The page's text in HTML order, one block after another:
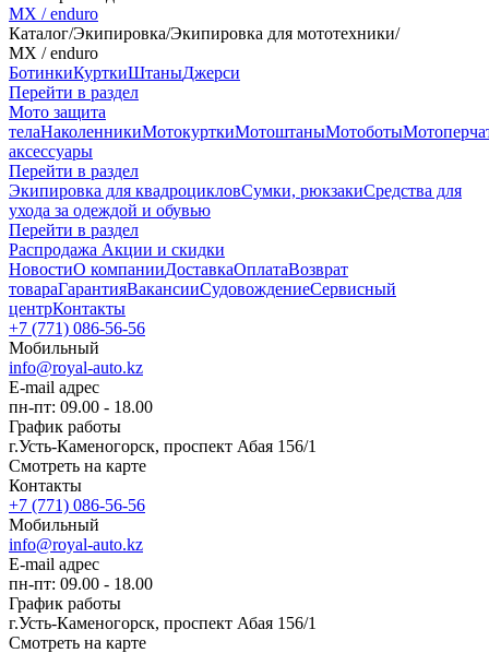
MX / enduro
Каталог/Экипировка/Экипировка для мототехники/
MX / enduro
БотинкиКурткиШтаныДжерси
Перейти в раздел
Мото защита
телаНаколенникиМотокурткиМотоштаныМотоботы
аксессуары
Перейти в раздел
Экипировка для квадроцикловСумки, рюкзакиСредства для
ухода за одеждой и обувью
Перейти в раздел
Распродажа Акции и скидки
НовостиО компанииДоставкаОплатаВозврат
товараГарантияВакансииСудовождениеСервисный
центрКонтакты
+7 (771) 086-56-56
Мобильный
info@royal-auto.kz
E-mail адрес
пн-пт: 09.00 - 18.00
График работы
г.Усть-Каменогорск, проспект Абая 156/1
Смотреть на карте
Контакты
+7 (771) 086-56-56
Мобильный
info@royal-auto.kz
E-mail адрес
пн-пт: 09.00 - 18.00
График работы
г.Усть-Каменогорск, проспект Абая 156/1
Смотреть на карте